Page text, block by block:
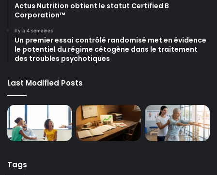
Actus Nutrition obtient le statut Certified B
Corporation™
il y a 4 semaines
Un premier essai contrôlé randomisé met en évidence
le potentiel du régime cétogène dans le traitement
des troubles psychotiques
Last Modified Posts
Tags